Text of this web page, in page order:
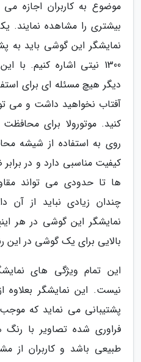
موضوع به کاربران اجازه
بیشتری را مشاهده نمایند.
نمایشگر این گوشی باید به
1300 نیتی اشاره کنیم.
دیگر هیچ مسئله ای برای
آفتاب نخواهید داشت و می
کنید. موتورولا برای
کیفیت مناسبی دارد و در
ها تا حدودی می تواند
چندان زیادی نباید از آن
بالایی برای یک گوشی در
پشتیبانی می نماید که
فراوری شده تصاویر با
طبیعی باشد و کاربران از